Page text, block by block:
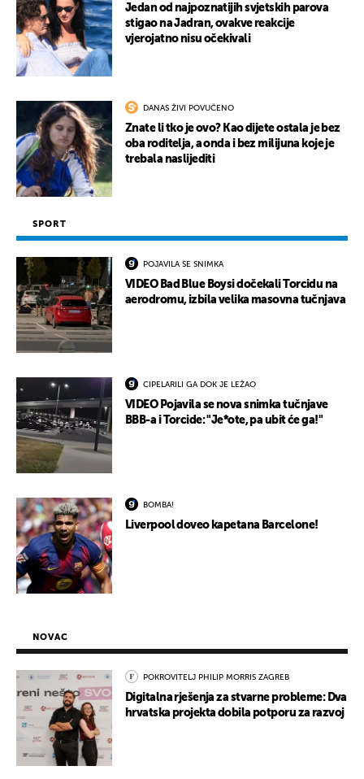
Jedan od najpoznatijih svjetskih parova
stigao na Jadran, ovakve reakcije
vjerojatno nisu očekivali
DANAS ŽIVI POVUČENO
Znate li tko je ovo? Kao dijete ostala je bez
oba roditelja, a onda i bez milijuna koje je
trebala naslijediti
SPORT
POJAVILA SE SNIMKA
VIDEO Bad Blue Boysi dočekali Torcidu na
aerodromu, izbila velika masovna tučnjava
CIPELARILI GA DOK JE LEŽAO
VIDEO Pojavila se nova snimka tučnjave
BBB-a i Torcide: "Je*ote, pa ubit će ga!"
BOMBA!
Liverpool doveo kapetana Barcelone!
NOVAC
POKROVITELJ PHILIP MORRIS ZAGREB
Digitalna rješenja za stvarne probleme: Dva
hrvatska projekta dobila potporu za razvoj